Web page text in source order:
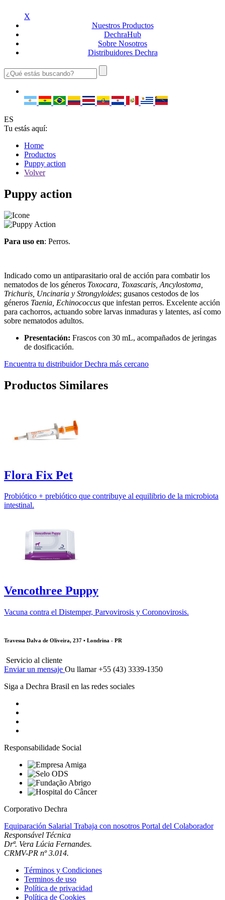
X
Nuestros Productos
DechraHub
Sobre Nosotros
Distribuidores Dechra
ES
Tu estás aquí:
Home
Productos
Puppy action
Volver
Puppy action
Para uso en: Perros.
Indicado como un antiparasitario oral de acción para combatir los
nematodos de los géneros Toxocara, Toxascaris, Ancylostoma,
Trichuris, Uncinaria y Strongyloides; gusanos cestodos de los
géneros Taenia, Echinococcus que infestan perros. Excelente acción
para cachorros, actuando sobre larvas inmaduras y latentes, así como
sobre nematodos adultos.
Presentación: Frascos con 30 mL, acompañados de jeringas
de dosificación.
Encuentra tu distribuidor Dechra más cercano
Productos Similares
Flora Fix Pet
Probiótico + prebiótico que contribuye al equilibrio de la microbiota
intestinal.
Vencothree Puppy
Vacuna contra el Distemper, Parvovirosis y Coronovirosis.
Travessa Dalva de Oliveira, 237 • Londrina - PR
Servicio al cliente
Enviar un mensaje Ou llamar +55 (43) 3339-1350
Siga a Dechra Brasil en las redes sociales
Responsabilidade Social
Corporativo Dechra
Equiparación Salarial Trabaja con nosotros Portal del Colaborador
Responsável Técnica
Drª. Vera Lúcia Fernandes.
CRMV-PR nº 3.014.
Términos y Condiciones
Terminos de uso
Política de privacidad
Política de Cookies